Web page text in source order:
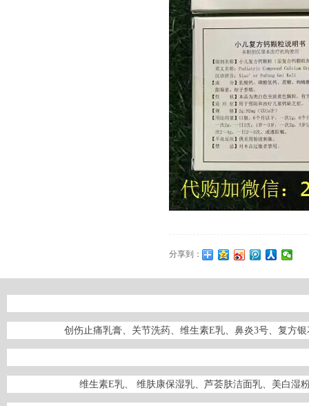
分享到：
创伤止痛乳膏、关节洗药、维生素E乳、鼻炎3号、复方
维生素E乳、 维肤康保湿乳、芦荟肤洁面乳、美白湿